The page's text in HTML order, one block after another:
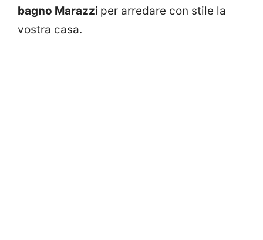
bagno Marazzi per arredare con stile la
vostra casa.